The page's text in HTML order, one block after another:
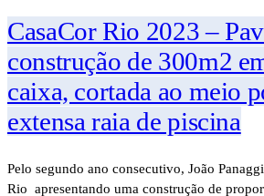
CasaCor Rio 2023 –
construção de 300m2
caixa, cortada ao meio
extensa raia de piscina
Pelo segundo ano consecutivo, João
Rio apresentando uma construção de